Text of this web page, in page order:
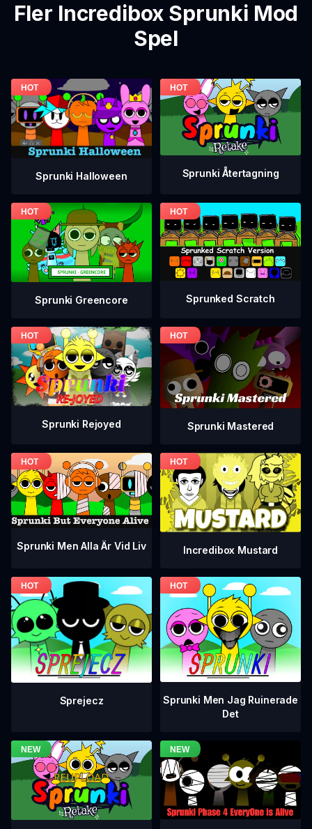
Fler Incredibox Sprunki Mod
Spel
Sprunki Halloween Sprunki Återtagning
Sprunki Greencore Sprunked Scratch
Sprunki Rejoyed Sprunki Mastered
Sprunki Men Alla Är Vid Liv Incredibox Mustard
Sprejecz
Sprunki Men Jag Ruinerade
Det